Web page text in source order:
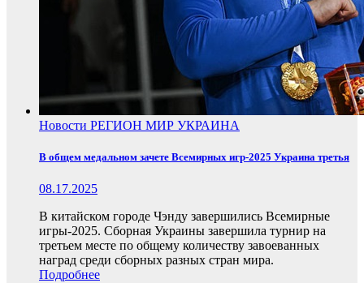
Новости РЕГИОН МИР УКРАИНА
В общем медальном зачете Всемирных игр-2025 Украина третья
08.17.2025
В китайском городе Чэнду завершились Всемирные
игры-2025. Сборная Украины завершила турнир на
третьем месте по общему количеству завоеванных
наград среди сборных разных стран мира.
Подробнее